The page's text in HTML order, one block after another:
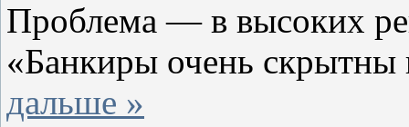
Проблема — в высоких
«Банкиры очень
дальше »